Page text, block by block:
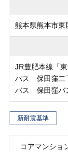
熊本県熊本市東
JR豊肥本線「
バス 保田窪二
バス 保田窪バ
新耐震基準
コアマンショ